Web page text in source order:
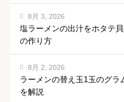
塩ラーメンの出汁をホタテ
の作り方
8月 3, 2026
ラーメンの替え玉1玉のグラ
を解説
8月 2, 2026